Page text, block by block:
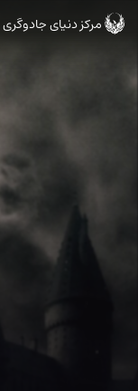
ورود
اصلی
مرکز دنیای جادوگری